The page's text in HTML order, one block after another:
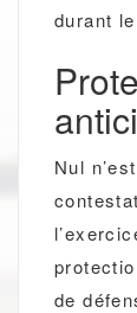
durant
Nul
de